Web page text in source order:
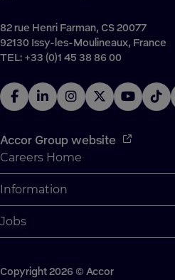
82 rue Henri Farman, CS 20077
92130 Issy-les-Moulineaux, France
TEL: +33 (0)1 45 38 86 00
Accor Group website
Careers Home
Why Join Accor
Student Opportunities
Student Challenges
Information
Cookie Settings
Jobs
Copyright 2026 © Accor